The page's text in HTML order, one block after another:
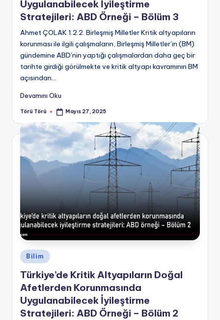
Uygulanabilecek İyileştirme
Stratejileri: ABD Örneği – Bölüm 3
Ahmet ÇOLAK 1.2.2. Birleşmiş Milletler Kritik altyapıların
korunması ile ilgili çalışmaların, Birleşmiş Milletler’in (BM)
gündemine ABD’nin yaptığı çalışmalardan daha geç bir
tarihte girdiği görülmekte ve kritik altyapı kavramının BM
açısından...
Devamını Oku
Posted
Törü Törü Mayıs 27, 2025
Posted
in
Bilim
Türkiye’de Kritik Altyapıların Doğal
Afetlerden Korunmasında
Uygulanabilecek İyileştirme
Stratejileri: ABD Örneği – Bölüm 2